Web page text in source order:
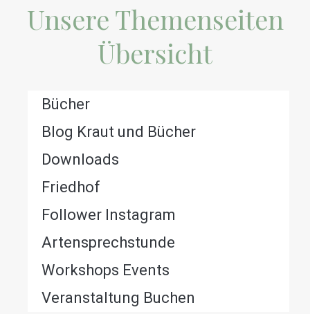
Unsere Themenseiten
Übersicht
Bücher
Blog Kraut und Bücher
Downloads
Friedhof
Follower Instagram
Artensprechstunde
Workshops Events
Veranstaltung Buchen